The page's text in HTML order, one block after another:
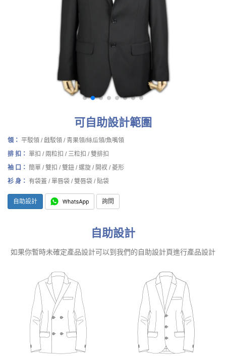
可自助設計範圍
領： 平駁領 / 戧駁領 / 青果領/絲瓜領/魚嘴領
排 扣： 單扣 / 兩粒扣 / 三粒扣 / 雙排扣
袖 口： 簡單 / 雙扣 / 雙鈕 / 螺旋 / 開衩 / 菱形
衫 身： 有袋蓋 / 單唇袋 / 雙唇袋 / 貼袋
自助設計 詢問
自助設計
如果你暫時未確定產品設計可以到我們的自助設計頁進行產品設計